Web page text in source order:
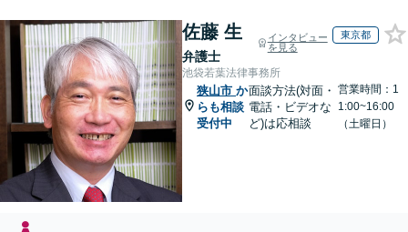
佐藤 生
弁護士
インタビュー
を見る
東京都
池袋若葉法律事務所
狭山市 か
らも相談
受付中
面談方法(対面・
電話・ビデオな
ど)は応相談
営業時間：1
1:00~16:00
（土曜日）